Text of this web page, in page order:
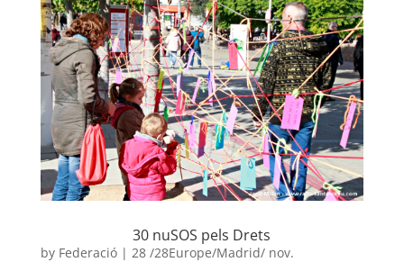
30 nuSOS pels Drets
by Federació| 28 /28Europe/Madrid/ nov.